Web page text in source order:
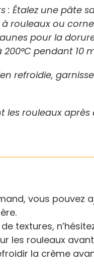
: Étalez une pâte
rouleaux ou
pour la
pendant 10
refroidie,
les rouleaux
vous pouvez
textures,
les rouleaux
la crème